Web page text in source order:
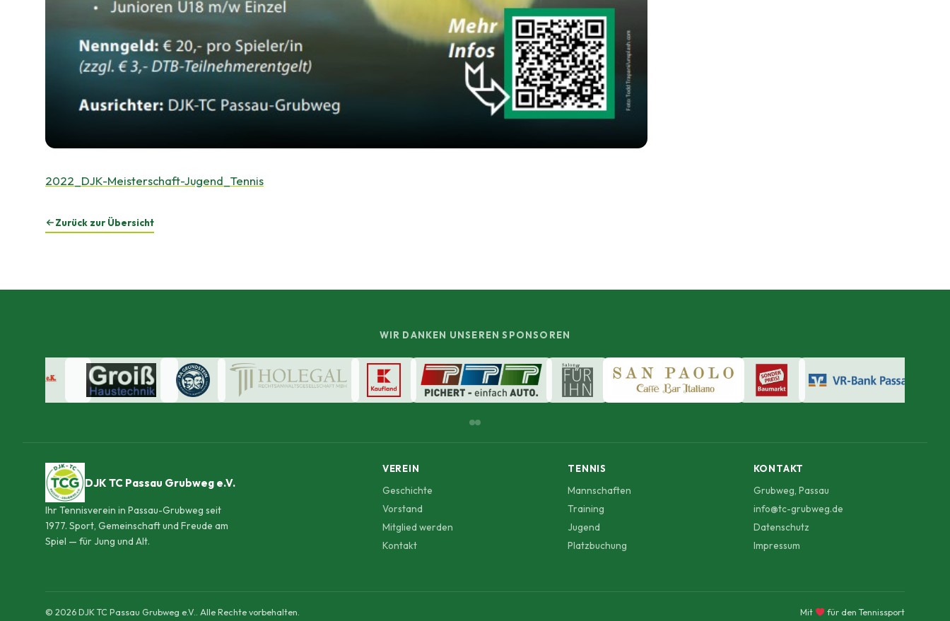
2022_DJK-Meisterschaft-Jugend_Tennis
Zurück zur Übersicht
WIR DANKEN UNSEREN SPONSOREN
DJK TC Passau Grubweg e.V.
Ihr Tennisverein in Passau-Grubweg seit
1977. Sport, Gemeinschaft und Freude am
Spiel — für Jung und Alt.
VEREIN
Geschichte
Vorstand
Mitglied werden
Kontakt
TENNIS
Mannschaften
Training
Jugend
Platzbuchung
KONTAKT
Grubweg, Passau
info@tc-grubweg.de
Datenschutz
Impressum
© 2026 DJK TC Passau Grubweg e.V.. Alle Rechte vorbehalten. Mit für den Tennissport